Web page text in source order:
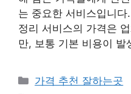
는 중요한 서비스입니
정리 서비스의 가격은
만, 보통 기본 비용이 발
카
가격 추천 잘하는곳